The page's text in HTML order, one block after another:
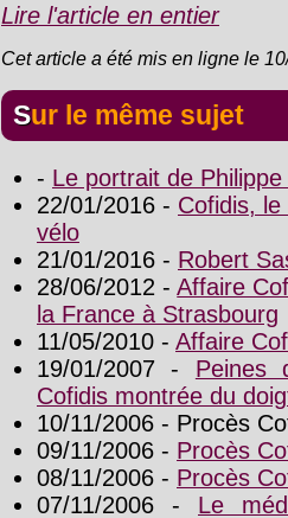
Lire l'article en entier
Cet article a été mis en ligne le
Sur le même sujet
- Le portrait de
22/01/2016 - Cofidis,
vélo
21/01/2016 - Robert
28/06/2012 -Affaire
la France à Strasbourg
11/05/2010 - Affaire
19/01/2007 - Peines
Cofidis montrée du
10/11/2006 - Procès
09/11/2006 - Procès
08/11/2006 - Procès
07/11/2006 - Le